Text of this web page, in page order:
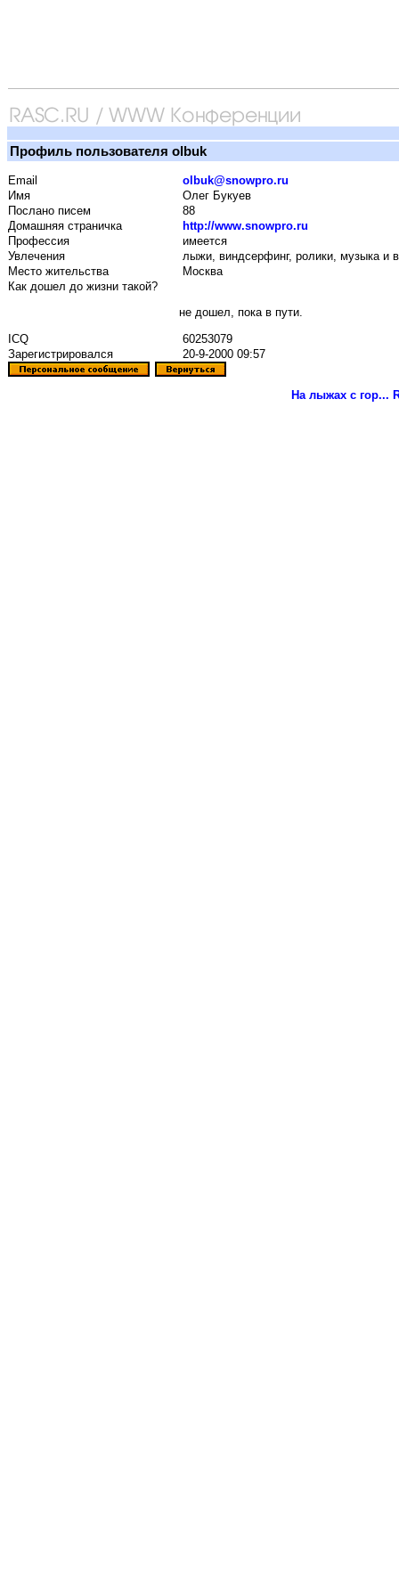
Профиль пользователя olbuk
Email
olbuk@snowpro.ru
Имя
Олег Букуев
Послано писем
88
Домашняя страничка
http://www.snowpro.ru
Профессия
имеется
Увлечения
лыжи, виндсерфинг, ролики, музыка и
Место жительства
Москва
Как дошел до жизни такой?
не дошел, пока в пути.
ICQ
60253079
Зарегистрировался
20-9-2000 09:57
На лыжах с гор...